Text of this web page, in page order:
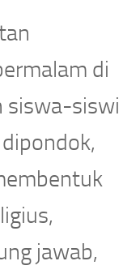
di
siswa-siswi
jawab,